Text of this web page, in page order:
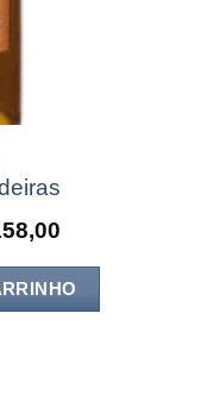
atual
é:
R$158,00.